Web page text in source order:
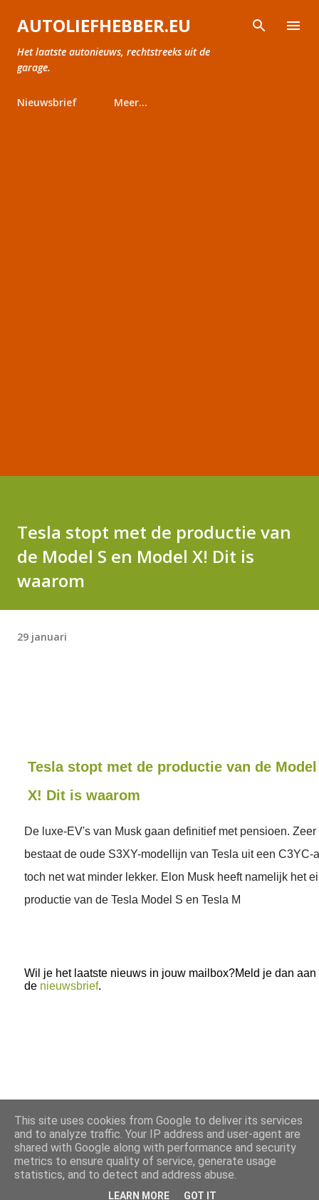
Doorgaan naar hoofdcontent
AUTOLIEFHEBBER.EU
Het laatste autonieuws, rechtstreeks uit de
garage.
Nieuwsbrief Meer…
Tesla stopt met de productie van
de Model S en Model X! Dit is
waarom
29 januari
Tesla stopt met de productie van de
X! Dit is waarom
De luxe-EV's van Musk gaan definitief met pensioen.
bestaat de oude S3XY-modellijn van Tesla uit een C3YC-
toch net wat minder lekker. Elon Musk heeft namelijk het
productie van de Tesla Model S en Tesla M
Wil je het laatste nieuws in jouw mailbox?Meld je dan aan
de nieuwsbrief.
This site uses cookies from Google to deliver its services
and to analyze traffic. Your IP address and user-agent are
shared with Google along with performance and security
metrics to ensure quality of service, generate usage
statistics, and to detect and address abuse.
LEARN MORE GOT IT